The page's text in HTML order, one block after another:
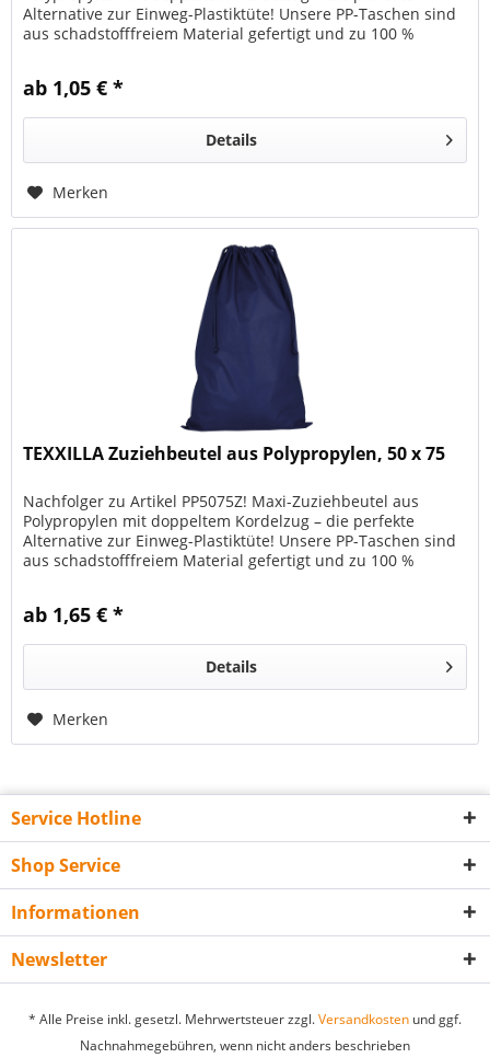
Alternative zur Einweg-Plastiktüte! Unsere PP-Taschen sind
aus schadstofffreiem Material gefertigt und zu 100 %
ab 1,05 € *
Details
Merken
TEXXILLA Zuziehbeutel aus Polypropylen, 50 x 75
Nachfolger zu Artikel PP5075Z! Maxi-Zuziehbeutel aus
Polypropylen mit doppeltem Kordelzug – die perfekte
Alternative zur Einweg-Plastiktüte! Unsere PP-Taschen sind
aus schadstofffreiem Material gefertigt und zu 100 %
ab 1,65 € *
Details
Merken
Service Hotline
Shop Service
Informationen
Newsletter
* Alle Preise inkl. gesetzl. Mehrwertsteuer zzgl.Versandkosten und ggf.
Nachnahmegebühren, wenn nicht anders beschrieben